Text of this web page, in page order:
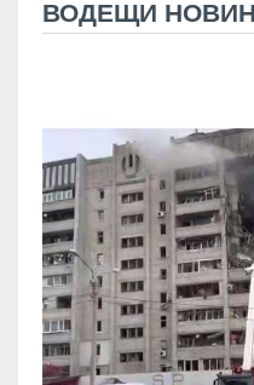
ВОДЕЩИ